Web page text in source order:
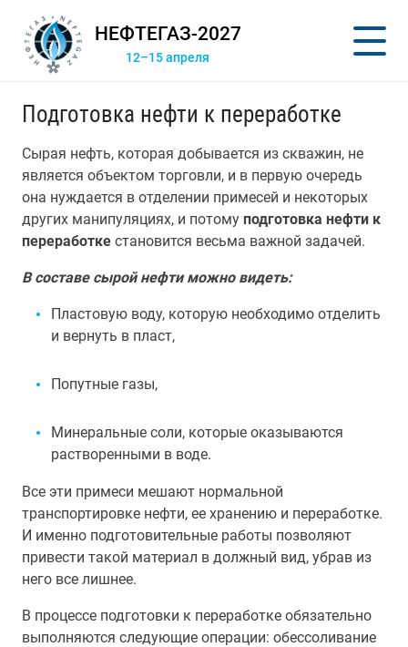
НЕФТЕГАЗ-2027
12–15 апреля
Подготовка нефти к переработке
Сырая нефть, которая добывается из скважин, не
является объектом торговли, и в первую очередь
она нуждается в отделении примесей и некоторых
других манипуляциях, и потому подготовка нефти к
переработке становится весьма важной задачей.
В составе сырой нефти можно видеть:
Пластовую воду, которую необходимо отделить
и вернуть в пласт,
Попутные газы,
Минеральные соли, которые оказываются
растворенными в воде.
Все эти примеси мешают нормальной
транспортировке нефти, ее хранению и переработке.
И именно подготовительные работы позволяют
привести такой материал в должный вид, убрав из
него все лишнее.
В процессе подготовки к переработке обязательно
выполняются следующие операции: обессоливание